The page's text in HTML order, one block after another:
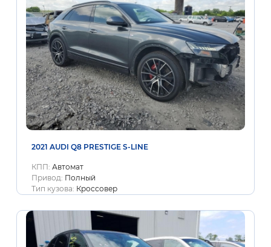
2021 AUDI Q8 PRESTIGE S-LINE
КПП: Автомат
Привод: Полный
Тип кузова: Кроссовер